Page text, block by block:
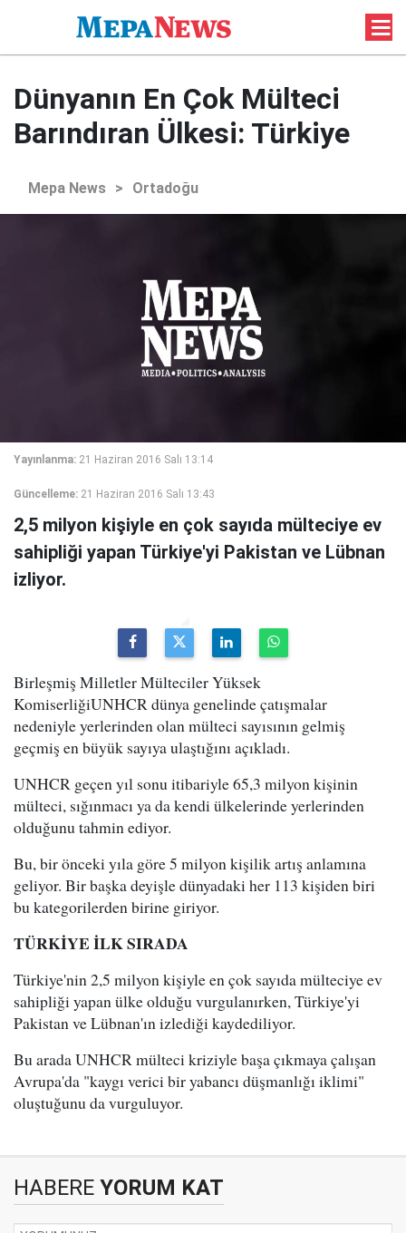
Dünyanın En Çok Mülteci
Barındıran Ülkesi: Türkiye
Mepa News > Ortadoğu
Yayınlanma: 21 Haziran 2016 Salı 13:14
Güncelleme: 21 Haziran 2016 Salı 13:43
2,5 milyon kişiyle en çok sayıda mülteciye ev
sahipliği yapan Türkiye'yi Pakistan ve Lübnan
izliyor.
Birleşmiş Milletler Mülteciler Yüksek
KomiserliğiUNHCR dünya genelinde çatışmalar
nedeniyle yerlerinden olan mülteci sayısının gelmiş
geçmiş en büyük sayıya ulaştığını açıkladı.
UNHCR geçen yıl sonu itibariyle 65,3 milyon kişinin
mülteci, sığınmacı ya da kendi ülkelerinde yerlerinden
olduğunu tahmin ediyor.
Bu, bir önceki yıla göre 5 milyon kişilik artış anlamına
geliyor. Bir başka deyişle dünyadaki her 113 kişiden biri
bu kategorilerden birine giriyor.
TÜRKİYE İLK SIRADA
Türkiye'nin 2,5 milyon kişiyle en çok sayıda mülteciye ev
sahipliği yapan ülke olduğu vurgulanırken, Türkiye'yi
Pakistan ve Lübnan'ın izlediği kaydediliyor.
Bu arada UNHCR mülteci kriziyle başa çıkmaya çalışan
Avrupa'da "kaygı verici bir yabancı düşmanlığı iklimi"
oluştuğunu da vurguluyor.
HABERE YORUM KAT